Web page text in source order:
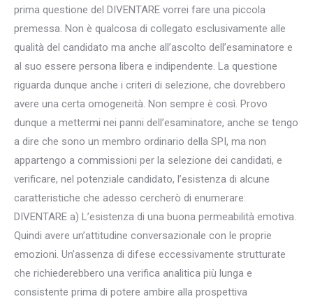
prima questione del DIVENTARE vorrei fare una piccola
premessa. Non è qualcosa di collegato esclusivamente alle
qualità del candidato ma anche all’ascolto dell’esaminatore e
al suo essere persona libera e indipendente. La questione
riguarda dunque anche i criteri di selezione, che dovrebbero
avere una certa omogeneità. Non sempre è così. Provo
dunque a mettermi nei panni dell’esaminatore, anche se tengo
a dire che sono un membro ordinario della SPI, ma non
appartengo a commissioni per la selezione dei candidati, e
verificare, nel potenziale candidato, l’esistenza di alcune
caratteristiche che adesso cercherò di enumerare:
DIVENTARE a) L’esistenza di una buona permeabilità emotiva.
Quindi avere un’attitudine conversazionale con le proprie
emozioni. Un’assenza di difese eccessivamente strutturate
che richiederebbero una verifica analitica più lunga e
consistente prima di potere ambire alla prospettiva